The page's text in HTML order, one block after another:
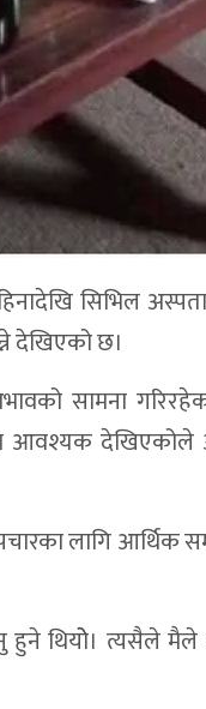
सिभिल
देखिएको छ।
सामना
देखिएकोले
लागि आर्थिक
हुने थियोे। त्यसैले